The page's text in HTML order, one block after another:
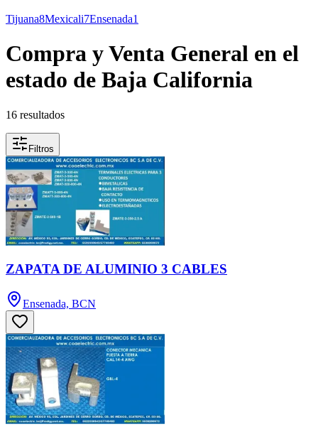
Tijuana8Mexicali7Ensenada1
Compra y Venta General en el
estado de Baja California
16 resultados
Filtros
ZAPATA DE ALUMINIO 3 CABLES
Ensenada, BCN